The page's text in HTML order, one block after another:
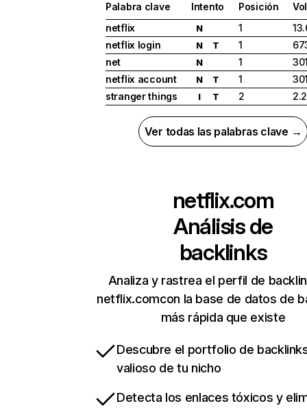
Palabra clave Intento Posición
netflix
N 1
netflix login
N T 1
net
N 1
netflix account
N T 1
stranger things
I T 2
Ver todas las palabras clave →
netflix.com
Análisis de
backlinks
Analiza y rastrea el perfil de
netflix.comcon la base de datos de
más rápida que existe
Descubre el portfolio de
valioso de tu nicho
Detecta los enlaces tóxicos y